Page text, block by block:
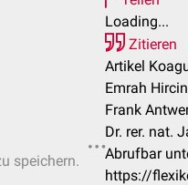
speichern.
Loading...
Zitieren
Artikel
Emrah
Frank
Dr. rer. nat.
Abrufbar
https://